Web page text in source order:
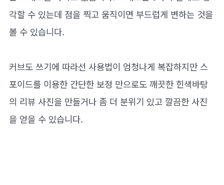
각할 수 있는데 점을 찍고 움직이면 부드럽게 변하는 것을
볼 수 있습니다.
커브도 쓰기에 따라선 사용법이 엄청나게 복잡하지만 스
포이드를 이용한 간단한 보정 만으로도 깨끗한 힌색바탕
의 리뷰 사진을 만들거나 좀 더 분위기 있고 깔끔한 사진
을 얻을 수 있습니다.